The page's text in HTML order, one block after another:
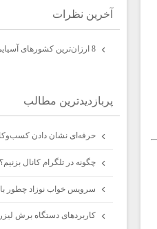
آخرين نظرات
8 ارزان‌ترین کشورهای آسیایی برای سفر: ..
پربازديدترين مطالب
حرفه‌ای نشان دادن کسب‌وکار
چگونه در تلگرام کانال بزنیم؟
سرویس خواب نوزاد چطور
کاربردهای دستگاه برش لیزر